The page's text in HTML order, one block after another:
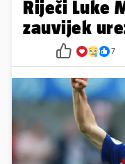
Riječi Luke
zauvijek
7